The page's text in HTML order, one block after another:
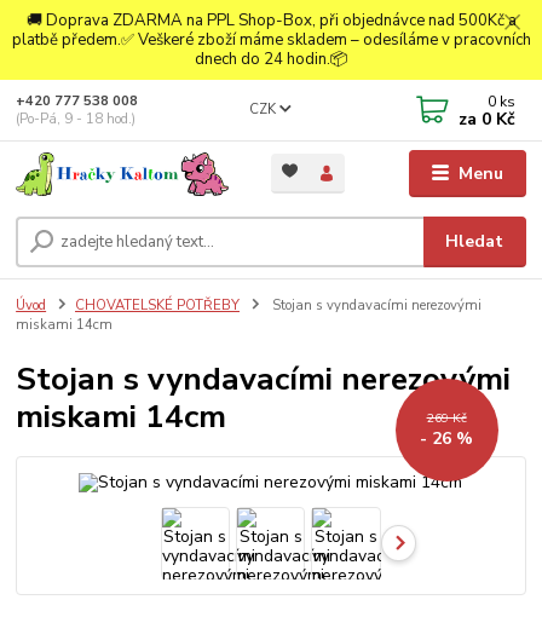
🚚 Doprava ZDARMA na PPL Shop-Box, při objednávce nad 500Kč a
platbě předem.✅ Veškeré zboží máme skladem – odesíláme v pracovních
dnech do 24 hodin.📦
Menu
CZK
Hledat
+420 777 538 008
(Po-Pá, 9 - 18 hod.)
0 ks
za 0 Kč
Úvod CHOVATELSKÉ POTŘEBY
Stojan s vyndavacími nerezovými
miskami 14cm
Stojan s vyndavacími nerezovými
miskami 14cm
269 Kč
- 26 %